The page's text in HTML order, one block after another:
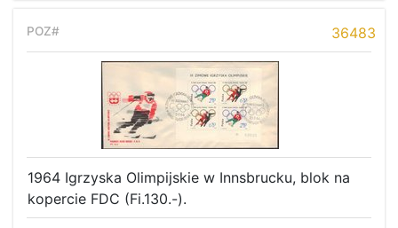
36483
1964 Igrzyska Olimpijskie w Innsbrucku, blok na
kopercie FDC (Fi.130.-).